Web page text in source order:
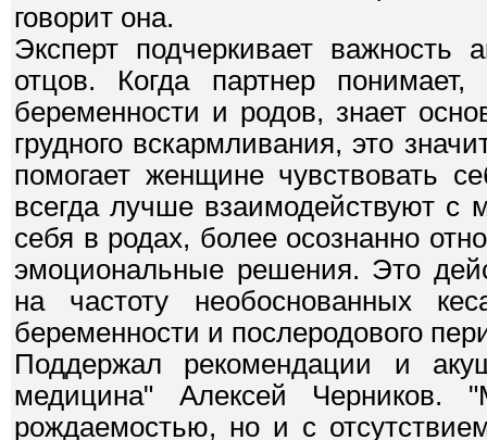
говорит она.
Эксперт подчеркивает важность
отцов. Когда партнер
беременности и родов, знает
грудного вскармливания, это
помогает женщине чувствовать
всегда лучше взаимодействуют с
себя в родах, более осознанно
эмоциональные решения. Это
на частоту необоснованных
беременности и послеродового
Поддержал рекомендации и
медицина" Алексей Черников.
рождаемостью, но и с